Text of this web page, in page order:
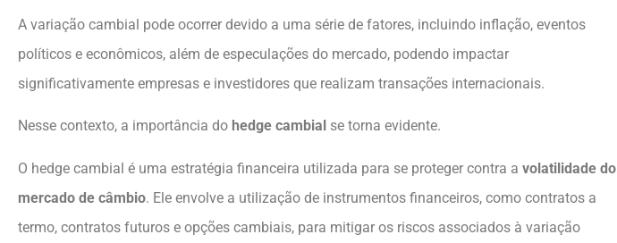
A variação cambial pode ocorrer devido a uma série de fatores, incluindo inflação, eventos
políticos e econômicos, além de especulações do mercado, podendo impactar
significativamente empresas e investidores que realizam transações internacionais.
Nesse contexto, a importância do hedge cambial se torna evidente.
O hedge cambial é uma estratégia financeira utilizada para se proteger contra a volatilidade do
mercado de câmbio. Ele envolve a utilização de instrumentos financeiros, como contratos a
termo, contratos futuros e opções cambiais, para mitigar os riscos associados à variação